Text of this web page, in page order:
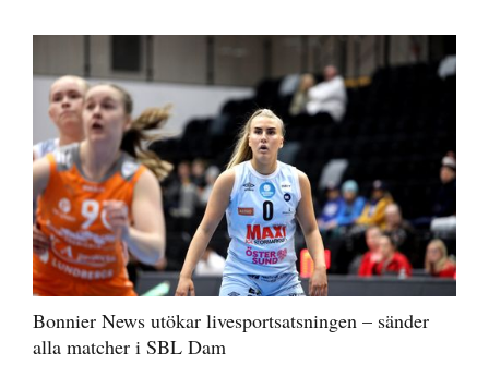
Bonnier News utökar livesportsatsningen – sänder
alla matcher i SBL Dam